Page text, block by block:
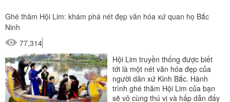
Ghé thăm Hội Lim: khám phá nét đẹp văn hóa xứ quan họ Bắc
Ninh
77,314
Hội Lim truyền thống được biết
tới là một nét văn hóa đẹp của
người dân xứ Kinh Bắc. Hành
trình ghé thăm Hội Lim của bạn
sẽ vô cùng thú vị và hấp dẫn đấy